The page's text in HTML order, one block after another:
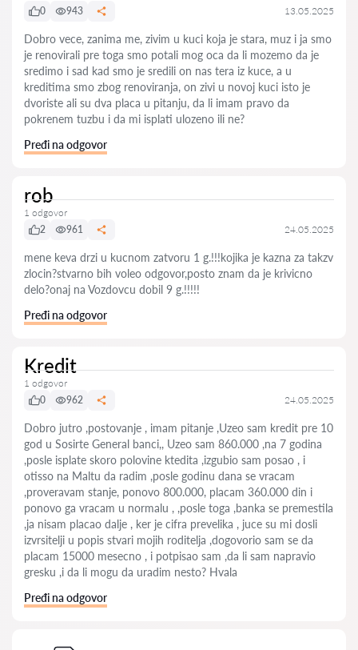
0 943 13.05.2025
Dobro vece, zanima me, zivim u kuci koja je stara, muz i ja smo
je renovirali pre toga smo potali mog oca da li mozemo da je
sredimo i sad kad smo je sredili on nas tera iz kuce, a u
kreditima smo zbog renoviranja, on zivi u novoj kuci isto je
dvoriste ali su dva placa u pitanju, da li imam pravo da
pokrenem tuzbu i da mi isplati ulozeno ili ne?
Pređi na odgovor
rob
1 odgovor
2
961 24.05.2025
mene keva drzi u kucnom zatvoru 1 g.!!!kojika je kazna za takzv
zlocin?stvarno bih voleo odgovor,posto znam da je krivicno
delo?onaj na Vozdovcu dobil 9 g.!!!!!
Pređi na odgovor
Kredit
1 odgovor
0
962 24.05.2025
Dobro jutro ,postovanje , imam pitanje ,Uzeo sam kredit pre 10
god u Sosirte General banci,, Uzeo sam 860.000 ,na 7 godina
,posle isplate skoro polovine ktedita ,izgubio sam posao , i
otisso na Maltu da radim ,posle godinu dana se vracam
,proveravam stanje, ponovo 800.000, placam 360.000 din i
ponovo ga vracam u normalu , ,posle toga ,banka se premestila
,ja nisam placao dalje , ker je cifra prevelika , juce su mi dosli
izvrsitelji u popis stvari mojih roditelja ,dogovorio sam se da
placam 15000 mesecno , i potpisao sam ,da li sam napravio
gresku ,i da li mogu da uradim nesto? Hvala
Pređi na odgovor